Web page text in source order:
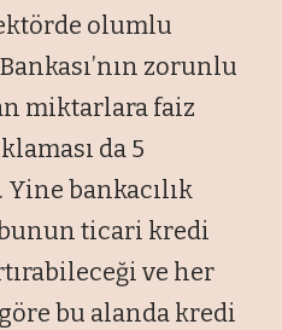
olumlu
zorunlu
miktarlara faiz
da 5
Yine bankacılık
ticari kredi
ve her
bu alanda kredi